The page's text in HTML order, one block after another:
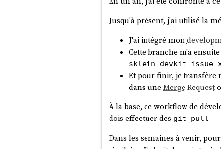
      - version: 6.1.0
repositories:
  - name: open-webui
    url: https://helm.openwebui.com/
---
releases:
  - name: openwebui
    chart: open-webui/open-webui
    values:
Jusqu'à présent, j'ai utilisé la
J'ai intégré mon
Cette branche m'a
sklein-devkit-issue-
Et pour finir, je transfère
dans une Merge Request
À la base, ce workflow de
dois effectuer des git pull --
Dans les semaines à venir,